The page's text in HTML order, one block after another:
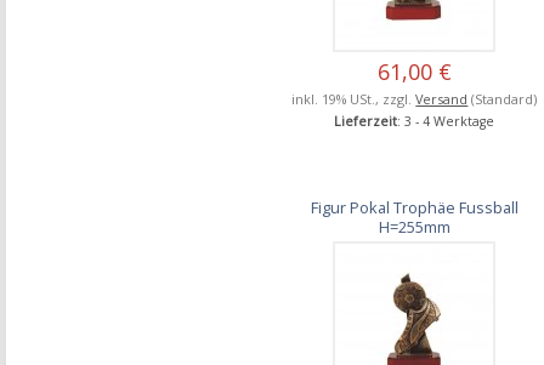
61,00 €
inkl. 19% USt., zzgl.Versand (Standard)
Lieferzeit: 3 - 4 Werktage
Figur Pokal Trophäe Fussball
H=255mm